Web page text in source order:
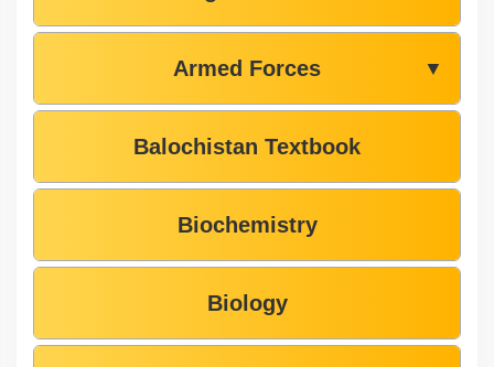
Armed Forces ▼
Balochistan Textbook
Biochemistry
Biology